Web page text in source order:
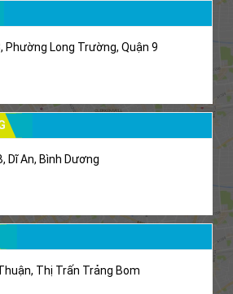
Phường Long Trường, Quận 9
Dĩ An, Bình Dương
Thị Trấn Trảng Bom